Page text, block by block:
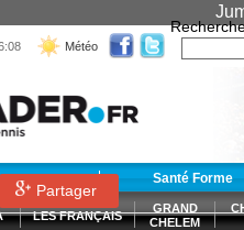
Météo
Santé Forme
LES FRANÇAIS
GRAND
CHELEM
Partager